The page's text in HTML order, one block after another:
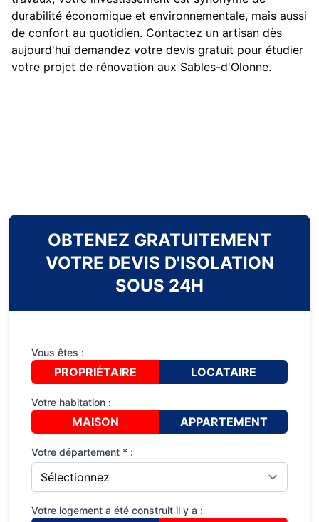
durabilité économique et environnementale, mais aussi
de confort au quotidien. Contactez un artisan dès
aujourd'hui demandez votre devis gratuit pour étudier
votre projet de rénovation aux Sables-d'Olonne.
OBTENEZ GRATUITEMENT
VOTRE DEVIS D'ISOLATION
SOUS 24H
Vous êtes :
PROPRIÉTAIRE LOCATAIRE
Votre habitation :
MAISON APPARTEMENT
Votre département * :
Votre logement a été construit il y a :